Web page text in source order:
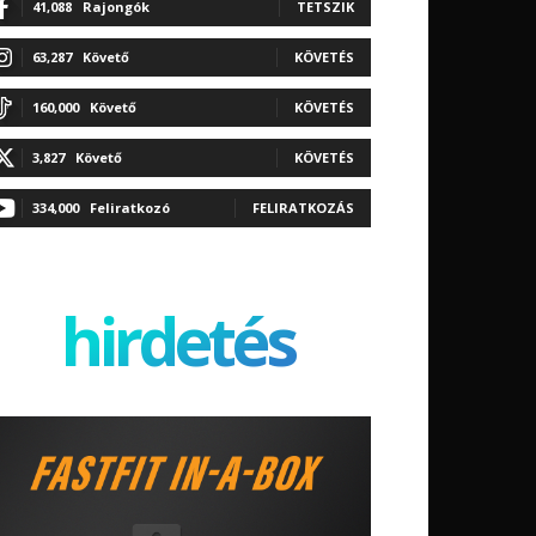
41,088 Rajongók TETSZIK
63,287 Követő KÖVETÉS
160,000 Követő KÖVETÉS
3,827 Követő KÖVETÉS
334,000 Feliratkozó FELIRATKOZÁS
hirdetés